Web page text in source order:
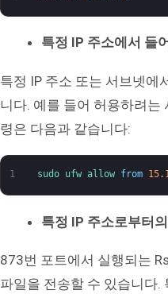
특정 IP 주소에서 들
특정 IP 주소 또는 서브넷에
니다. 예를 들어 허용하려
령은 다음과 같습니다:
1 sudo ufw allow from
특정 IP 주소로부터
873번 포트에서 실행되는
파일을 전송할 수 있습니다